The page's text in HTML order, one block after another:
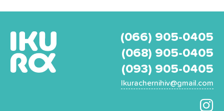
(066) 905-0405
(068) 905-0405
(093) 905-0405
Ikurachernihiv@gmail.com